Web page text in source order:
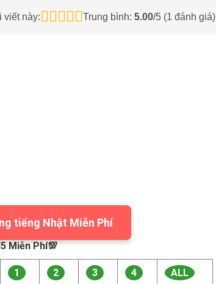
viết này: Trung bình: 5.00/5 (1 đánh giá)
tiếng Nhật Miễn Phí
Miễn Phí💯
1 2 3 4 ALL